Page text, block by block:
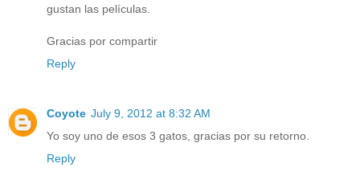
gustan las películas.
Gracias por compartir
Reply
Coyote July 9, 2012 at 8:32 AM
Yo soy uno de esos 3 gatos, gracias por su retorno.
Reply